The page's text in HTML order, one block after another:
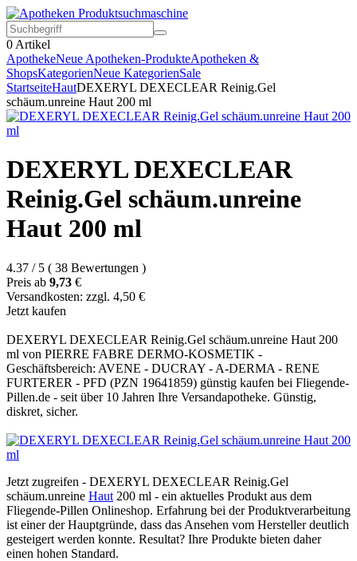
0 Artikel
ApothekeNeue Apotheken-ProdukteApotheken &
ShopsKategorienNeue KategorienSale
StartseiteHautDEXERYL DEXECLEAR Reinig.Gel
schäum.unreine Haut 200 ml
DEXERYL DEXECLEAR
Reinig.Gel schäum.unreine
Haut 200 ml
4.37 / 5 ( 38 Bewertungen )
Preis ab 9,73 €
Versandkosten: zzgl. 4,50 €
Jetzt kaufen
DEXERYL DEXECLEAR Reinig.Gel schäum.unreine Haut 200
ml von PIERRE FABRE DERMO-KOSMETIK -
Geschäftsbereich: AVENE - DUCRAY - A-DERMA - RENE
FURTERER - PFD (PZN 19641859) günstig kaufen bei Fliegende-
Pillen.de - seit über 10 Jahren Ihre Versandapotheke. Günstig,
diskret, sicher.
Jetzt zugreifen - DEXERYL DEXECLEAR Reinig.Gel
schäum.unreine Haut 200 ml - ein aktuelles Produkt aus dem
Fliegende-Pillen Onlineshop. Erfahrung bei der Produktverarbeitung
ist einer der Hauptgründe, dass das Ansehen vom Hersteller deutlich
gesteigert werden konnte. Resultat? Ihre Produkte bieten daher
einen hohen Standard.